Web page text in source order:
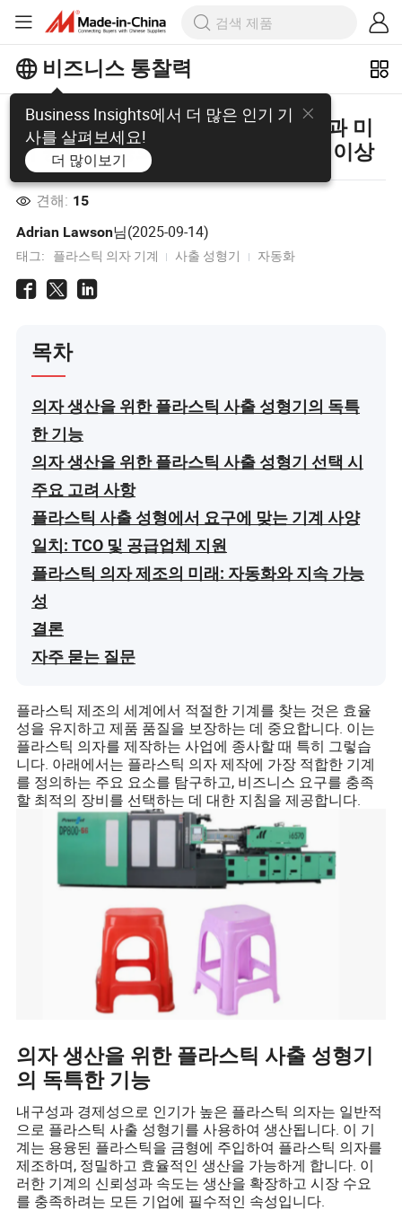
비즈니스 통찰력
Business Insights에서 더 많은 인기 기
사를 살펴보세요!
더 많이보기
플라스틱 의자 제조의 전략적 선택과 미
래 동향: 자동화, 지속 가능성 및 그 이상
견해: 15
Adrian Lawson님(2025-09-14)
태그: 플라스틱 의자 기계 사출 성형기 자동화
목차
의자 생산을 위한 플라스틱 사출 성형기의 독특
한 기능
의자 생산을 위한 플라스틱 사출 성형기 선택 시
주요 고려 사항
플라스틱 사출 성형에서 요구에 맞는 기계 사양
일치: TCO 및 공급업체 지원
플라스틱 의자 제조의 미래: 자동화와 지속 가능
성
결론
자주 묻는 질문
플라스틱 제조의 세계에서 적절한 기계를 찾는 것은 효율
성을 유지하고 제품 품질을 보장하는 데 중요합니다. 이는
플라스틱 의자를 제작하는 사업에 종사할 때 특히 그렇습
니다. 아래에서는 플라스틱 의자 제작에 가장 적합한 기계
를 정의하는 주요 요소를 탐구하고, 비즈니스 요구를 충족
할 최적의 장비를 선택하는 데 대한 지침을 제공합니다.
의자 생산을 위한 플라스틱 사출 성형기
의 독특한 기능
내구성과 경제성으로 인기가 높은 플라스틱 의자는 일반적
으로 플라스틱 사출 성형기를 사용하여 생산됩니다. 이 기
계는 용융된 플라스틱을 금형에 주입하여 플라스틱 의자를
제조하며, 정밀하고 효율적인 생산을 가능하게 합니다. 이
러한 기계의 신뢰성과 속도는 생산을 확장하고 시장 수요
를 충족하려는 모든 기업에 필수적인 속성입니다.